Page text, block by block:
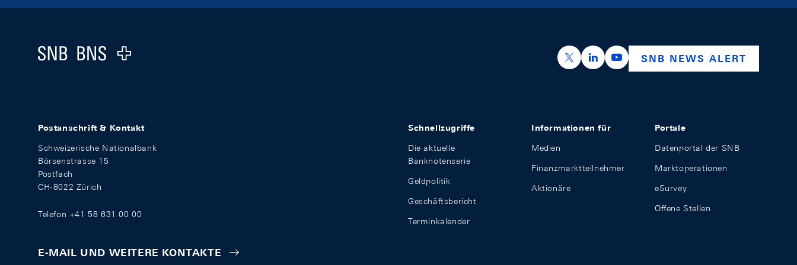
Logo
https://x.com/snb_bns
https://ch.linkedin.com/company/swiss-
https://www.youtube.com/
SNB NEWS ALERT
Postanschrift & Kontakt
Schweizerische Nationalbank
Börsenstrasse 15
Postfach
CH-8022 Zürich
Telefon +41 58 631 00 00
E-MAIL UND WEITERE KONTAKTE
Schnellzugriffe
Die aktuelle
Banknotenserie
Geldpolitik
Geschäftsbericht
Terminkalender
Informationen für
Medien
Finanzmarktteilnehmer
Aktionäre
Portale
Datenportal der SNB
Marktoperationen
eSurvey
Offene Stellen